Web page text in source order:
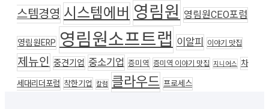
스템경영 시스템에버영림원 영림원CEO포럼
영림원ERP 영림원소프트랩 이알피 이야기 맛집
제뉴인 중견기업 중소기업 증미역 증미역 이야기 맛집 지니어스 차
세대리더포럼 착한기업 칼럼 클라우드 프로세스